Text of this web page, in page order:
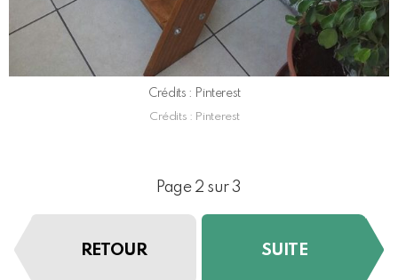
Crédits : Pinterest
Crédits : Pinterest
Page 2 sur 3
RETOUR SUITE